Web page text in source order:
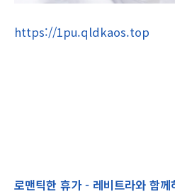
https://1pu.qldkaos.top
로맨틱한 휴가 - 레비트라와 함